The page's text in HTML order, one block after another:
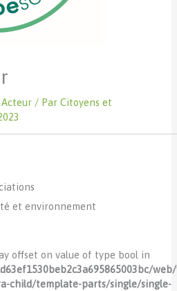
Acteur / ParCitoyens et
et environnement
offset on value of type bool in
child/template-parts/single/single-